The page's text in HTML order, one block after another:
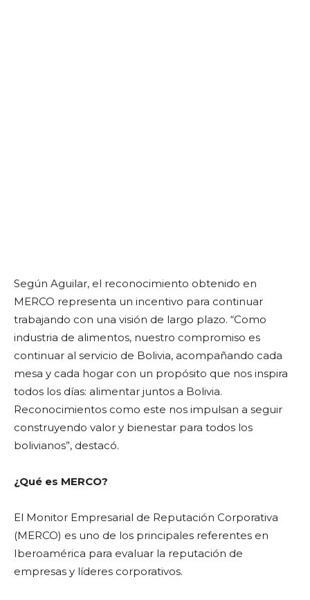
Según Aguilar, el reconocimiento obtenido en
MERCO representa un incentivo para continuar
trabajando con una visión de largo plazo. “Como
industria de alimentos, nuestro compromiso es
continuar al servicio de Bolivia, acompañando cada
mesa y cada hogar con un propósito que nos inspira
todos los días: alimentar juntos a Bolivia.
Reconocimientos como este nos impulsan a seguir
construyendo valor y bienestar para todos los
bolivianos”, destacó.
¿Qué es MERCO?
El Monitor Empresarial de Reputación Corporativa
(MERCO) es uno de los principales referentes en
Iberoamérica para evaluar la reputación de
empresas y líderes corporativos.